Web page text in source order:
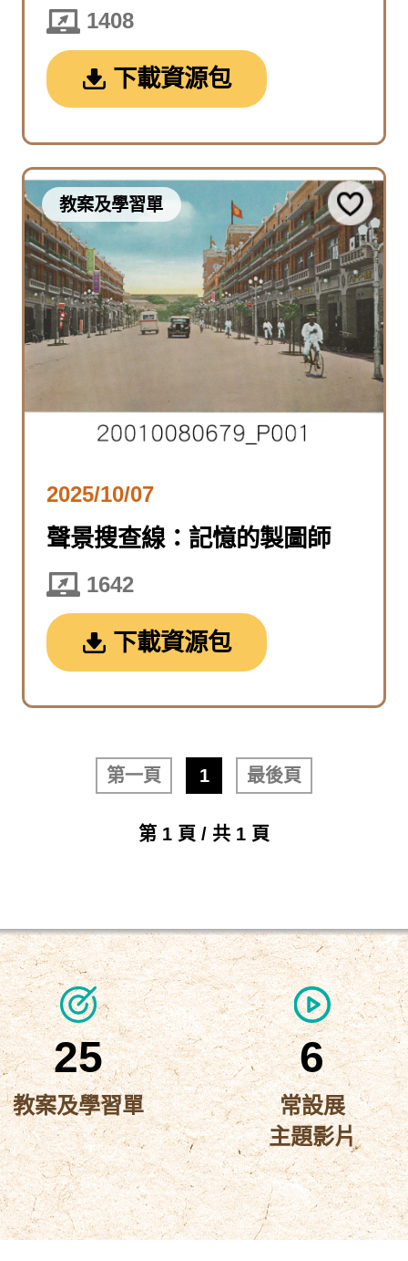
1408
下載資源包
教案及學習單
2025/10/07
聲景搜查線：記憶的製圖師
1642
下載資源包
第一頁 1 最後頁
第 1 頁 / 共 1 頁
25
教案及學習單
6
常設展
主題影片